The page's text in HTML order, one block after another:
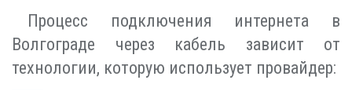
Процесс подключения интернета в
Волгограде через кабель зависит от
технологии, которую использует провайдер: